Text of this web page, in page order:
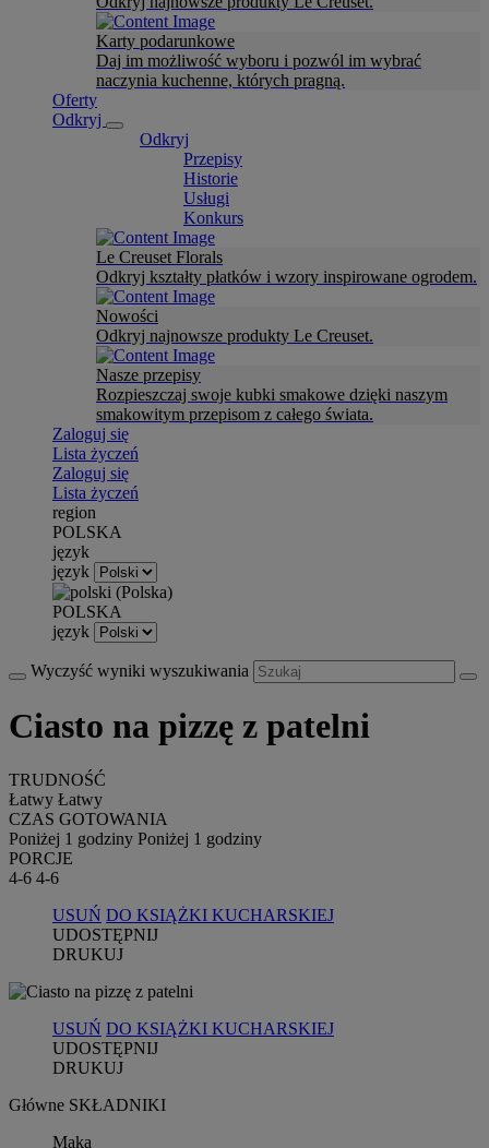
Karty podarunkowe
Daj im możliwość wyboru i pozwól im wybrać
naczynia kuchenne, których pragną.
Oferty
Odkryj
Odkryj
Przepisy
Historie
Usługi
Konkurs
Le Creuset Florals
Odkryj kształty płatków i wzory inspirowane ogrodem.
Nowości
Odkryj najnowsze produkty Le Creuset.
Nasze przepisy
Rozpieszczaj swoje kubki smakowe dzięki naszym
smakowitym przepisom z całego świata.
Zaloguj się
Lista życzeń
Zaloguj się
Lista życzeń
region
POLSKA
język
język
POLSKA
język
Wyczyść wyniki wyszukiwania
Ciasto na pizzę z patelni
TRUDNOŚĆ
Łatwy Łatwy
CZAS GOTOWANIA
Poniżej 1 godziny Poniżej 1 godziny
PORCJE
4-6 4-6
USUŃ DO KSIĄŻKI KUCHARSKIEJ
UDOSTĘPNIJ
DRUKUJ
USUŃ DO KSIĄŻKI KUCHARSKIEJ
UDOSTĘPNIJ
DRUKUJ
Główne SKŁADNIKI
Mąka